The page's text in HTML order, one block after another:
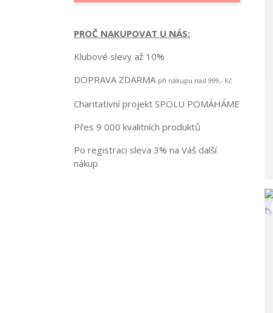
PROČ NAKUPOVAT U NÁS:
Klubové slevy až 10%
DOPRAVA ZDARMA při nákupu nad 999,- Kč
Charitativní projekt SPOLU POMÁHÁME
Přes 9 000 kvalitních produktů
Po registraci sleva 3% na Váš další
nákup